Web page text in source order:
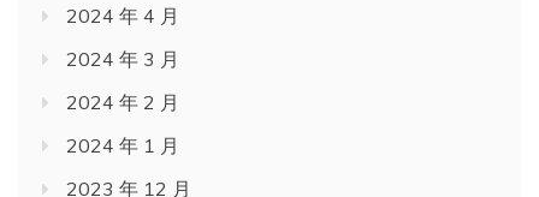
2024 年 4 月
2024 年 3 月
2024 年 2 月
2024 年 1 月
2023 年 12 月